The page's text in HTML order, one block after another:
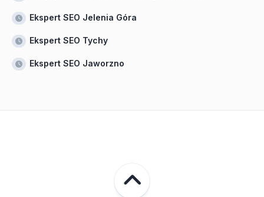
Ekspert SEO Jelenia Góra
Ekspert SEO Tychy
Ekspert SEO Jaworzno